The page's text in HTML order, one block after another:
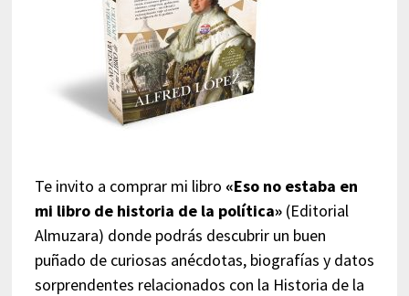
Te invito a comprar mi libro «Eso no estaba en
mi libro de historia de la política»(Editorial
Almuzara) donde podrás descubrir un buen
puñado de curiosas anécdotas, biografías y datos
sorprendentes relacionados con la Historia de la